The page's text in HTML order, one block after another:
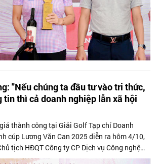
"Nếu chúng ta đầu tư vào tri thức,
tin thì cả doanh nghiệp lẫn xã hội
thành công tại Giải Golf Tạp chí Doanh
cúp Lương Văn Can 2025 diễn ra hôm 4/10,
tịch HĐQT Công ty CP Dịch vụ Công nghệ